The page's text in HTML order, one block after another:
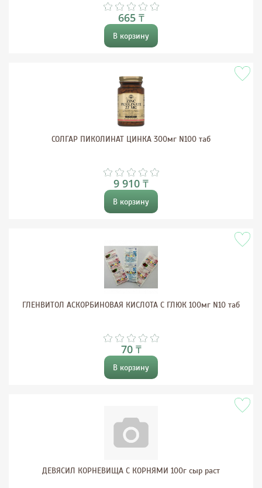
665 ₸
В корзину
СОЛГАР ПИКОЛИНАТ ЦИНКА 300мг N100 таб
9 910 ₸
В корзину
ГЛЕНВИТОЛ АСКОРБИНОВАЯ КИСЛОТА С ГЛЮК 100мг N10 таб
70 ₸
В корзину
ДЕВЯСИЛ КОРНЕВИЩА С КОРНЯМИ 100г сыр раст